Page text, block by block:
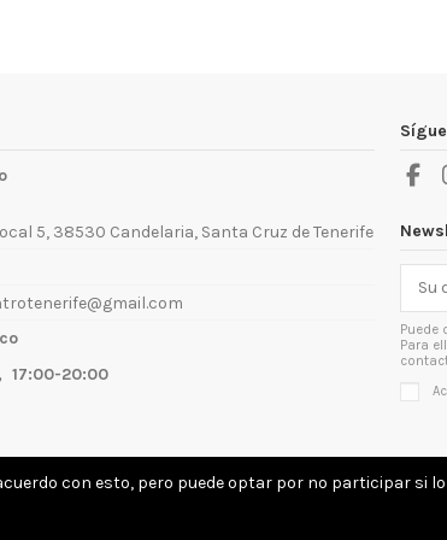
5, 38530 Candelaria, Santa Cruz de Tenerife
17:00-20:00
Puede
Para
con esto, pero puede optar por no participar si lo